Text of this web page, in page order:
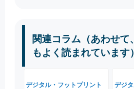
関連コラム（あわせて
もよく読まれています）
デジタル・フットプリント デジ